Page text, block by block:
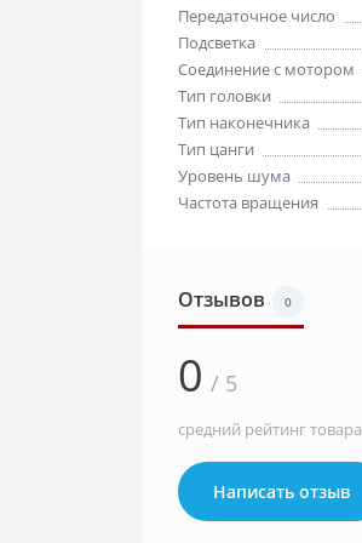
Передаточное число
Подсветка
Соединение с мотором
Тип головки
Тип наконечника
Тип цанги
Уровень шума
Частота вращения
Отзывов 0
0 / 5
средний рейтинг товара
Написать отзыв